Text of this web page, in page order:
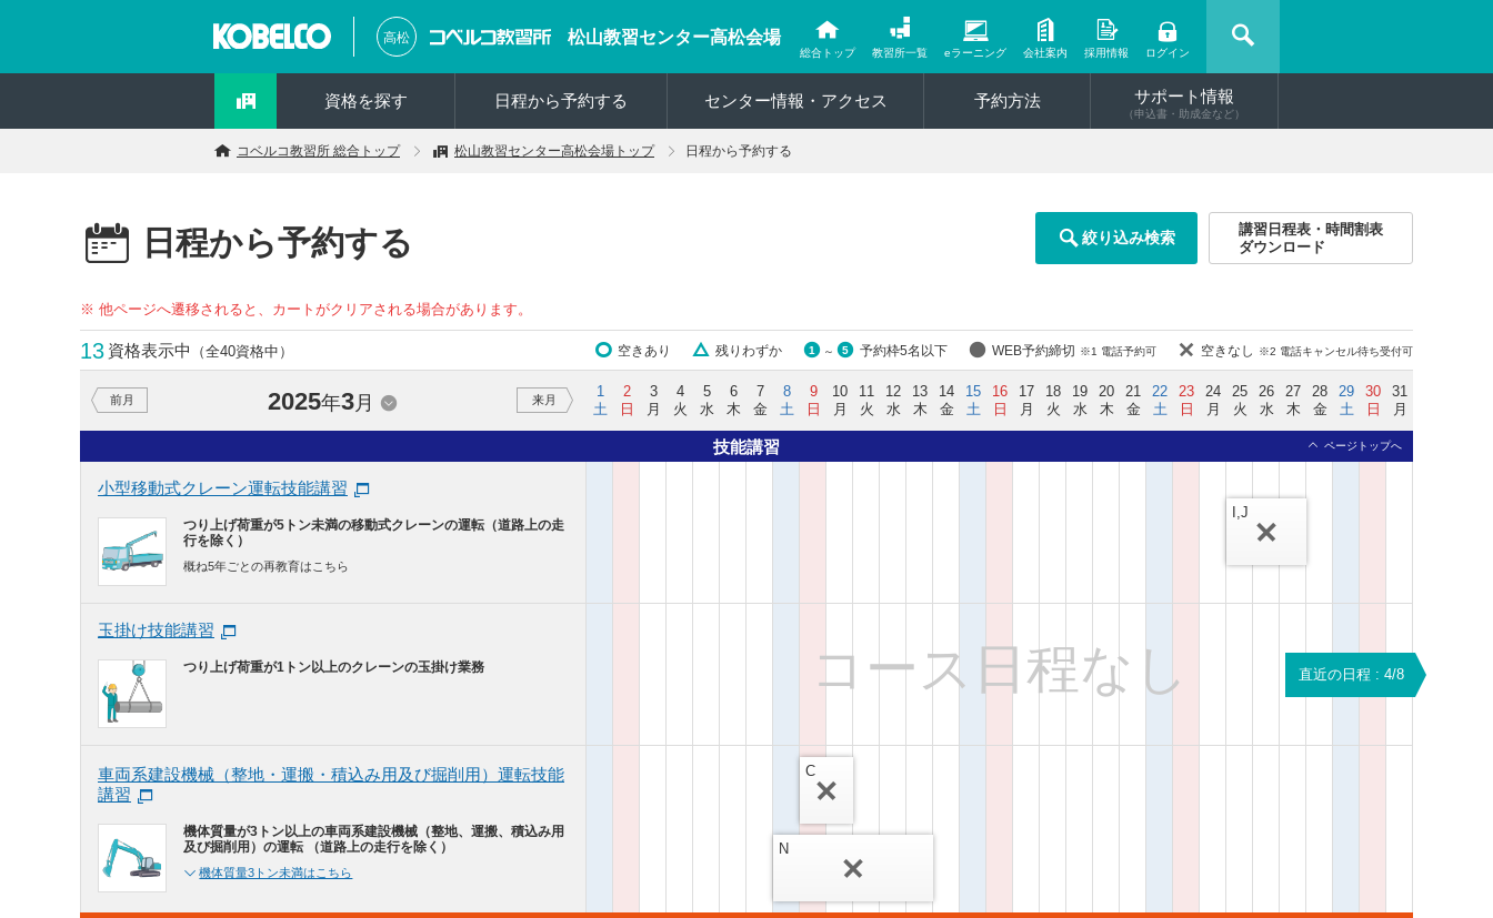
高松 松山教習センター高松会場
総合トップ 教習所一覧 eラーニング 会社案内 採用情報 ログイン
資格を探す 日程から予約する センター情報・アクセス 予約方法 サポート情報
（申込書・助成金など）
コベルコ教習所 総合トップ 松山教習センター高松会場トップ 日程から予約する
日程から予約する 絞り込み検索
講習日程表・時間割表
ダウンロード
※ 他ページへ遷移されると、カートがクリアされる場合があります。
13 資格表示中 （全40資格中） 空きあり 残りわずか 1 ～ 5 予約枠5名以下 WEB予約締切 ※1 電話予約可 空きなし ※2 電話キャンセル待ち受付可
前月 2025年3月 来月
1
土
2
日
3
月
4
火
5
水
6
木
7
金
8
土
9
日
10
月
11
火
12
水
13
木
14
金
15
土
16
日
17
月
18
火
19
水
20
木
21
金
22
土
23
日
24
月
25
火
26
水
27
木
28
金
29
土
30
日
31
月
技能講習 ページトップへ
小型移動式クレーン運転技能講習
つり上げ荷重が5トン未満の移動式クレーンの運転（道路上の走
行を除く）
概ね5年ごとの再教育はこちら
I,J
玉掛け技能講習
つり上げ荷重が1トン以上のクレーンの玉掛け業務 コース日程なし 直近の日程 : 4/8
車両系建設機械（整地・運搬・積込み用及び掘削用）運転技能
講習
機体質量が3トン以上の車両系建設機械（整地、運搬、積込み用
及び掘削用）の運転 （道路上の走行を除く）
機体質量3トン未満はこちら
C
N